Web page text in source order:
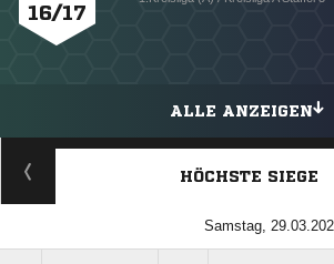
16/17
ALLE ANZEIGEN
HÖCHSTE SIEGE
Samstag,